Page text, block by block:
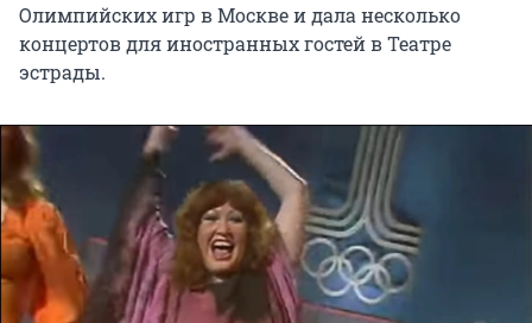
Олимпийских игр в Москве и дала несколько
концертов для иностранных гостей в Театре
эстрады.